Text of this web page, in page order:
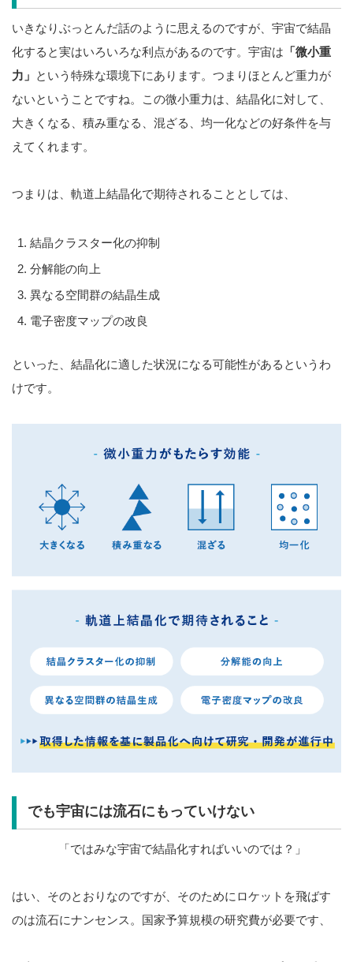
いきなりぶっとんだ話のように思えるのですが、宇宙で結晶
化すると実はいろいろな利点があるのです。宇宙は 「微小重
力」 という特殊な環境下にあります。つまりほとんど重力が
ないということですね。この微小重力は、結晶化に対して、
大きくなる、積み重なる、混ざる、均一化などの好条件を与
えてくれます。
つまりは、軌道上結晶化で期待されることとしては、
結晶クラスター化の抑制
分解能の向上
異なる空間群の結晶生成
電子密度マップの改良
といった、結晶化に適した状況になる可能性があるというわ
けです。
でも宇宙には流石にもっていけない
「ではみな宇宙で結晶化すればいいのでは？」
はい、そのとおりなのですが、そのためにロケットを飛ばす
のは流石にナンセンス。国家予算規模の研究費が必要です、